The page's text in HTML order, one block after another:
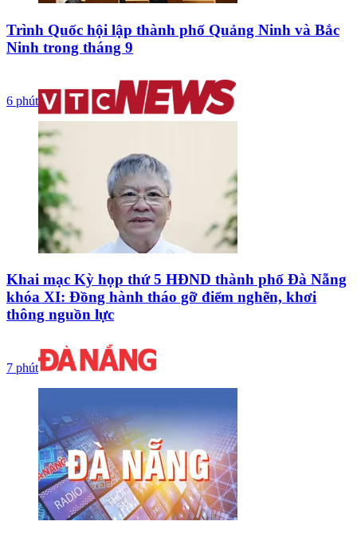
Trình Quốc hội lập thành phố Quảng Ninh và Bắc
Ninh trong tháng 9
6 phút
Khai mạc Kỳ họp thứ 5 HĐND thành phố Đà Nẵng
khóa XI: Đồng hành tháo gỡ điểm nghẽn, khơi
thông nguồn lực
7 phút